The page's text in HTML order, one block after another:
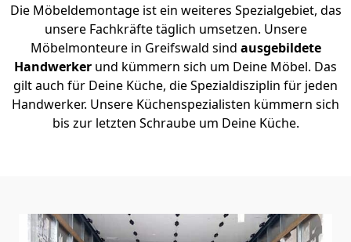
Die Möbeldemontage ist ein weiteres Spezialgebiet, das
unsere Fachkräfte täglich umsetzen. Unsere
Möbelmonteure in Greifswald sind ausgebildete
Handwerker und kümmern sich um Deine Möbel. Das
gilt auch für Deine Küche, die Spezialdisziplin für jeden
Handwerker. Unsere Küchenspezialisten kümmern sich
bis zur letzten Schraube um Deine Küche.